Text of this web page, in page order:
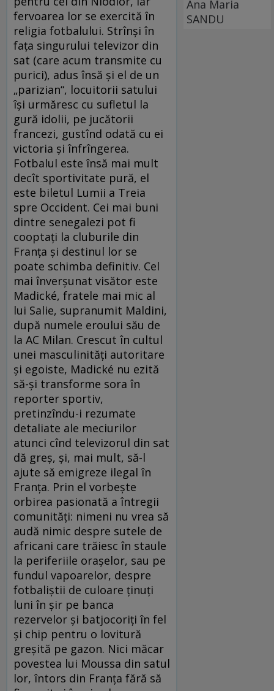
fervoarea lor se exercită în
religia fotbalului. Strînşi în
faţa singurului televizor din
sat (care acum transmite cu
purici), adus însă şi el de un
„parizian“, locuitorii satului
îşi urmăresc cu sufletul la
gură idolii, pe jucătorii
francezi, gustînd odată cu ei
victoria şi înfrîngerea.
Fotbalul este însă mai mult
decît sportivitate pură, el
este biletul Lumii a Treia
spre Occident. Cei mai buni
dintre senegalezi pot fi
cooptaţi la cluburile din
Franţa şi destinul lor se
poate schimba definitiv. Cel
mai înverşunat visător este
Madické, fratele mai mic al
lui Salie, supranumit Maldini,
după numele eroului său de
la AC Milan. Crescut în cultul
unei masculinităţi autoritare
şi egoiste, Madické nu ezită
să-şi transforme sora în
reporter sportiv,
pretinzîndu-i rezumate
detaliate ale meciurilor
atunci cînd televizorul din sat
dă greş, şi, mai mult, să-l
ajute să emigreze ilegal în
Franţa. Prin el vorbeşte
orbirea pasionată a întregii
comunităţi: nimeni nu vrea să
audă nimic despre sutele de
africani care trăiesc în staule
la periferiile oraşelor, sau pe
fundul vapoarelor, despre
fotbaliştii de culoare ţinuţi
luni în şir pe banca
rezervelor şi batjocoriţi în fel
şi chip pentru o lovitură
greşită pe gazon. Nici măcar
povestea lui Moussa din satul
lor, întors din Franţa fără să
Ana Maria
SANDU